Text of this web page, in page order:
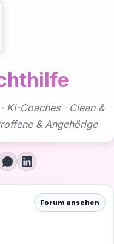
KI-Coaches · Clean &
& Angehörige
Forum ansehen